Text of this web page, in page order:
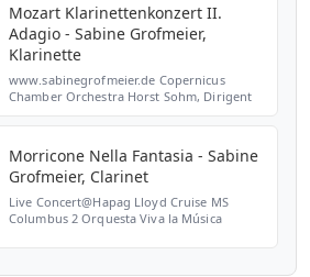
Mozart Klarinettenkonzert II.
Adagio - Sabine Grofmeier,
Klarinette
www.sabinegrofmeier.de Copernicus
Chamber Orchestra Horst Sohm, Dirigent
Morricone Nella Fantasia - Sabine
Grofmeier, Clarinet
Live Concert@Hapag Lloyd Cruise MS
Columbus 2 Orquesta Viva la Música